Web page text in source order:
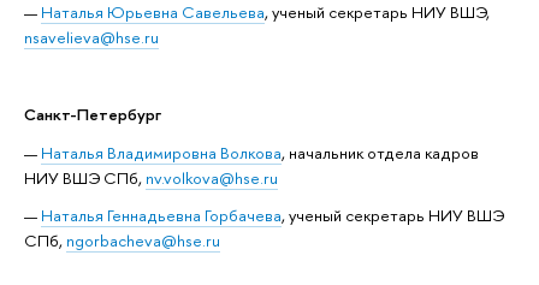
Наталья Юрьевна Савельева, ученый секретарь НИУ ВШЭ,
nsavelieva@hse.ru
Санкт-Петербург
Наталья Владимировна Волкова, начальник отдела кадров
НИУ ВШЭ СПб, nv.volkova@hse.ru
Наталья Геннадьевна Горбачева, ученый секретарь НИУ ВШЭ
СПб, ngorbacheva@hse.ru